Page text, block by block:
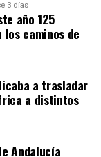
3 días
año 125
los caminos de
a trasladar
a distintos
Andalucía